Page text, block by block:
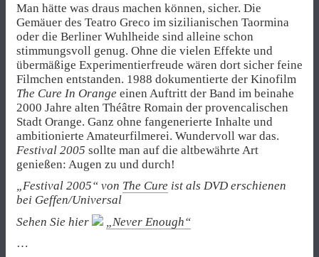
Man hätte was draus machen können, sicher. Die
Gemäuer des Teatro Greco im sizilianischen Taormina
oder die Berliner Wuhlheide sind alleine schon
stimmungsvoll genug. Ohne die vielen Effekte und
übermäßige Experimentierfreude wären dort sicher feine
Filmchen entstanden. 1988 dokumentierte der Kinofilm
The Cure In Orange einen Auftritt der Band im beinahe
2000 Jahre alten Théâtre Romain der provencalischen
Stadt Orange. Ganz ohne fangenerierte Inhalte und
ambitionierte Amateurfilmerei. Wundervoll war das.
Festival 2005 sollte man auf die altbewährte Art
genießen: Augen zu und durch!
„Festival 2005“ von The Cure ist als DVD erschienen
bei Geffen/Universal
Sehen Sie hier
„Never Enough“
…